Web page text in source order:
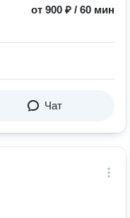
от 900 ₽ / 60 мин
Чат